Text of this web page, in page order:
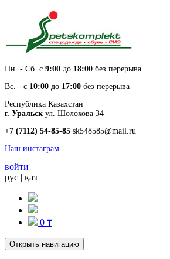
Пн. - Cб. с 9:00 до 18:00 без перерыва
Вс. - с 10:00 до 17:00 без перерыва
Республика Казахстан
г. Уральск ул. Шолохова 34
+7 (7112) 54-85-85 sk548585@mail.ru
Наш инстаграм
войти
рус | қаз
0 ₸
Открыть навигацию